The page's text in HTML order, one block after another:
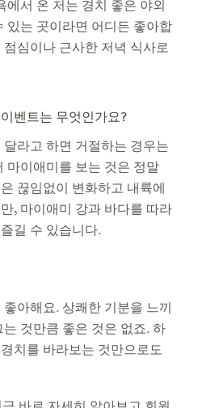
에서 온 저는 경치 좋은 야외
있는 곳이라면 어디든 좋아합
심이나 근사한 저녁 식사로
벤트는 무엇인가요?
라고 하면 거절하는 경우는
마이애미를 보는 것은 정말
끊임없이 변화하고 내륙에
, 마이애미 강과 바다를 따라
길 수 있습니다.
아해요. 상쾌한 기분을 느끼
것만큼 좋은 것은 없죠. 하
치를 바라보는 것만으로도